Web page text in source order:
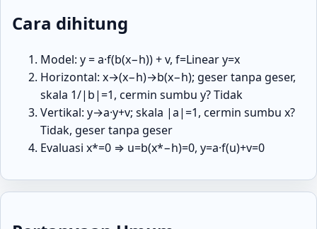
Cara dihitung
Model: y = a·f(b(x−h)) + v, f=Linear y=x
Horizontal: x→(x−h)→b(x−h); geser tanpa geser,
skala 1/|b|=1, cermin sumbu y? Tidak
Vertikal: y→a·y+v; skala |a|=1, cermin sumbu x?
Tidak, geser tanpa geser
Evaluasi x*=0 ⇒ u=b(x*−h)=0, y=a·f(u)+v=0